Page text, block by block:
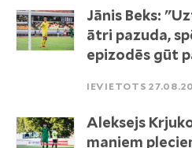
Jānis Beks:
ātri pazuda,
epizodēs gūt
IEVIETOTS
Aleksejs
maniem